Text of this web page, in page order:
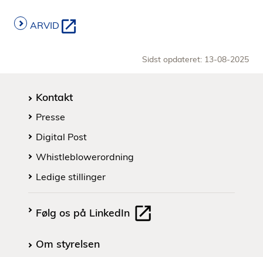
ARVID
Sidst opdateret: 13-08-2025
Kontakt
Presse
Digital Post
Whistleblowerordning
Ledige stillinger
Følg os på LinkedIn
Om styrelsen